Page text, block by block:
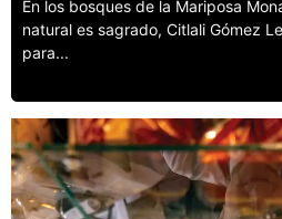
En los bosques de la Mariposa
natural es sagrado, Citlali Gómez
para...